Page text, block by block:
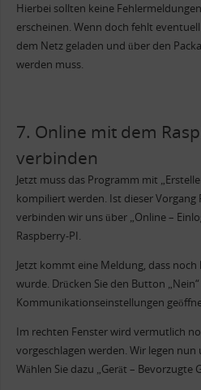
Hierbei sollten keine
erscheinen. Wenn doch fehlt
dem Netz geladen und über den
werden muss.
7. Online mit dem
verbinden
Jetzt muss das Programm mit
kompiliert werden. Ist dieser Vorgang
verbinden wir uns über „Online –
Raspberry-PI.
Jetzt kommt eine Meldung, dass
wurde. Drücken Sie den Button
Kommunikationseinstellungen
Im rechten Fenster wird vermutlich
vorgeschlagen werden. Wir legen nun
Wählen Sie dazu „Gerät – Bevorzugte